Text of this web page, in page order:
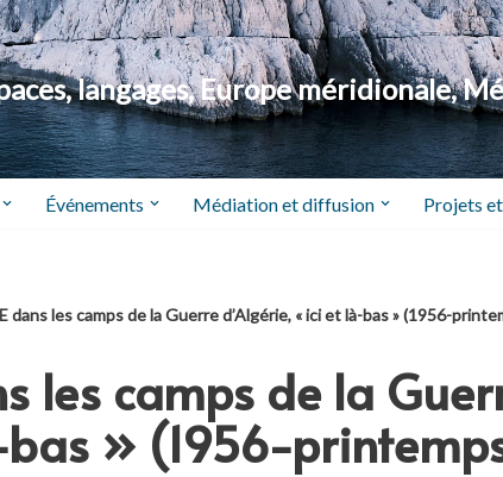
langages, Europe méridionale,
Événements Médiation et diffusion Projets
dans les camps de la Guerre d’Algérie, « ici et là-bas » (1956-
les camps de la
» (1956-